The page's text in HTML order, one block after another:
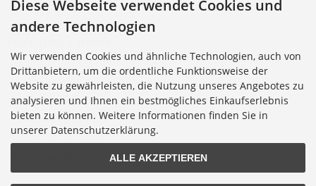
Versandkosten
Alternative Bestellwege
Sicher Einkaufen
Widerrufsrecht
Muster-Widerrufsformular
Diese Webseite verwendet Cookies und
andere Technologien
Wir verwenden Cookies und ähnliche Technologien, auch von
Drittanbietern, um die ordentliche Funktionsweise der
Website zu gewährleisten, die Nutzung unseres Angebotes zu
analysieren und Ihnen ein bestmögliches Einkaufserlebnis
bieten zu können. Weitere Informationen finden Sie in
unserer Datenschutzerklärung.
ALLE AKZEPTIEREN